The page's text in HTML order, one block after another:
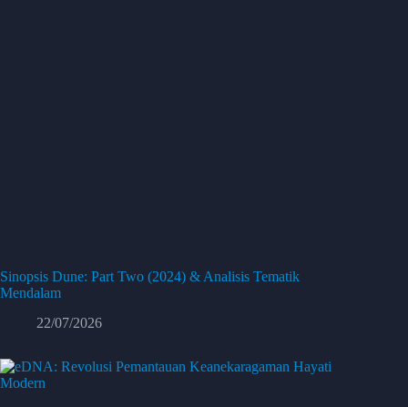
Sinopsis Dune: Part Two (2024) & Analisis Tematik
Mendalam
22/07/2026